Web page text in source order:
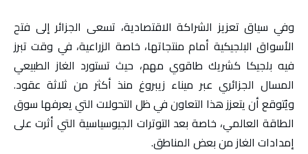
وفي سياق تعزيز الشراكة الاقتصادية، تسعى الجزائر إلى فتح
الأسواق البلجيكية أمام منتجاتها، خاصة الزراعية، في وقت تبرز
فيه بلجيكا كشريك طاقوي مهم، حيث تستورد الغاز الطبيعي
المسال الجزائري عبر ميناء زيبروغ منذ أكثر من ثلاثة عقود.
ويُتوقع أن يتعزز هذا التعاون في ظل التحولات التي يعرفها سوق
الطاقة العالمي، خاصة بعد التوترات الجيوسياسية التي أثرت على
إمدادات الغاز من بعض المناطق.